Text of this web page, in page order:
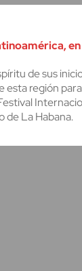
de sus
esta región
de La Habana.